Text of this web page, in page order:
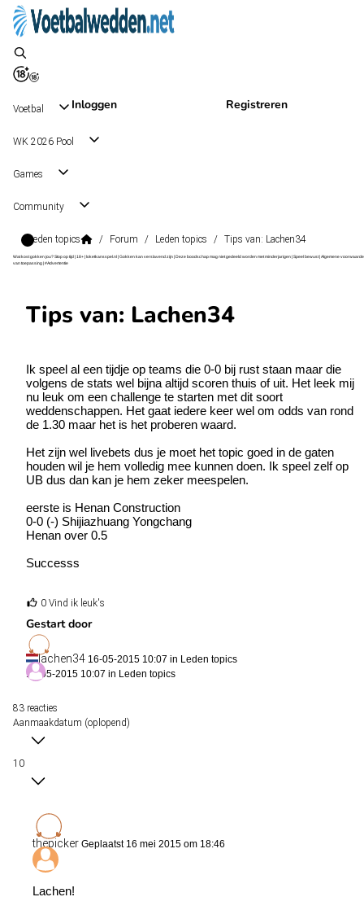
Inloggen Registreren
Voetbal
WK 2026 Pool
Games
Community
Leden topics / Forum / Leden topics / Tips van: Lachen34
Wat kost gokken jou? Stop op tijd | 18+ | loketkansspel.nl | Gokken kan verslavend zijn | Deze boodschap mag niet gedeeld worden met minderjarigen | Speel bewust | Algemene
van toepassing | #Advertentie
Tips van: Lachen34
Ik speel al een tijdje op teams die 0-0 bij rust staan maar die
volgens de stats wel bijna altijd scoren thuis of uit. Het leek mij
nu leuk om een challenge te starten met dit soort
weddenschappen. Het gaat iedere keer wel om odds van rond
de 1.30 maar het is het proberen waard.
Het zijn wel livebets dus je moet het topic goed in de gaten
houden wil je hem volledig mee kunnen doen. Ik speel zelf op
UB dus dan kan je hem zeker meespelen.
eerste is Henan Construction
0-0 (-) Shijiazhuang Yongchang
Henan over 0.5
Successs
0 Vind ik leuk's
Gestart door
lachen34 16-05-2015 10:07 in Leden topics
16-05-2015 10:07 in Leden topics
83 reacties
Aanmaakdatum (oplopend)
10
thepicker Geplaatst 16 mei 2015 om 18:46
Lachen!